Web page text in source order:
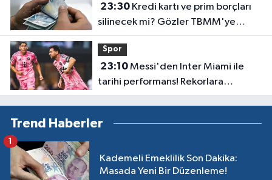
23:30Kredi kartı ve prim borçları
silinecek mi? Gözler TBMM'ye
çevrildi
Spor
23:10Messi'den Inter Miami ile
tarihi performans! Rekorlara
doymuyor
Trend Haberler
Kademeli Emeklilik Son Dakika:
Masada Yeni Bir Düzenleme!
1